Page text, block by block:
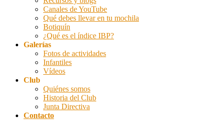
Canales de YouTube
Qué debes llevar en tu mochila
Botiquín
¿Qué es el índice IBP?
Galerías
Fotos de actividades
Infantiles
Vídeos
Club
Quiénes somos
Historia del Club
Junta Directiva
Contacto